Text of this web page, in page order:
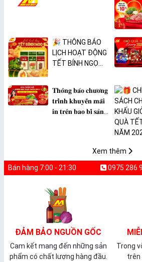
🎉 THÔNG BÁO
LỊCH HOẠT ĐỘNG
TẾT BÍNH NGỌ
𝐓𝐡𝐨̂𝐧𝐠 𝐛𝐚́𝐨 𝐜𝐡𝐮̛𝐨̛𝐧𝐠
𝐭𝐫𝐢̀𝐧𝐡 𝐤𝐡𝐮𝐲𝐞̂́𝐧 𝐦𝐚̃𝐢
𝐢𝐧 𝐭𝐫𝐞̂𝐧 𝐛𝐚𝐨 𝐛𝐢̀ 𝐬𝐚̉𝐧
Xem thêm
Bán hàng 7:00 - 21:30 0975 286
ĐẢM BẢO NGUỒN GỐC
Cam kết mang đến những sản
phẩm có chất lượng hàng đầu.
Trong
trên